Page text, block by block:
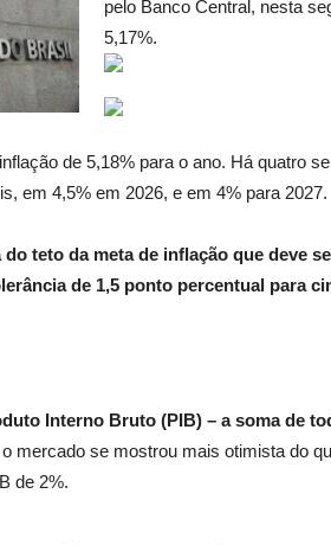
pelo Banco Central, nesta
5,17%.
de 5,18% para o ano. Há quatro
em 4,5% em 2026, e em 4% para 2027.
do teto da meta de inflação que deve
de 1,5 ponto percentual para
Interno Bruto (PIB) – a soma de
mercado se mostrou mais otimista do
de 2%.